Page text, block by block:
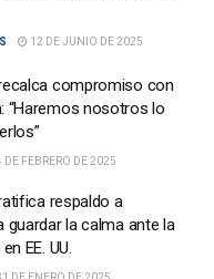
12 DE JUNIO DE 2025
compromiso con
“Haremos nosotros lo
DE FEBRERO DE 2025
respaldo a
guardar la calma ante la
EE. UU.